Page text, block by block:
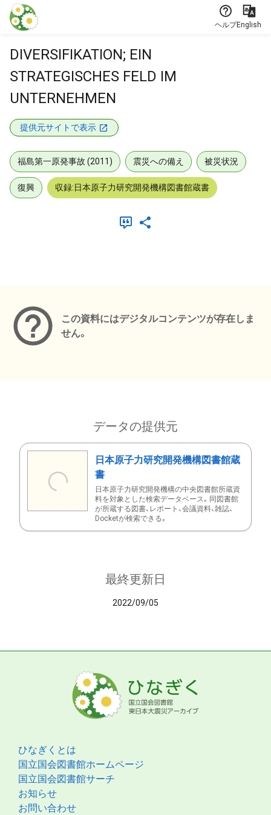
本文に飛ぶ
ヘルプEnglish
DIVERSIFIKATION; EIN
STRATEGISCHES FELD IM
UNTERNEHMEN
提供元サイトで表示
福島第一原発事故 (2011) 震災への備え 被災状況
復興 収録:日本原子力研究開発機構図書館蔵書
この資料にはデジタルコンテンツが存在しま
せん。
データの提供元
日本原子力研究開発機構図書館蔵
書
日本原子力研究開発機構の中央図書館所蔵資
料を対象とした検索データベース。同図書館
が所蔵する図書、レポート、会議資料、雑誌、
Docketが検索できる。
最終更新日
2022/09/05
ひなぎくとは
国立国会図書館ホームページ
国立国会図書館サーチ
お知らせ
お問い合わせ